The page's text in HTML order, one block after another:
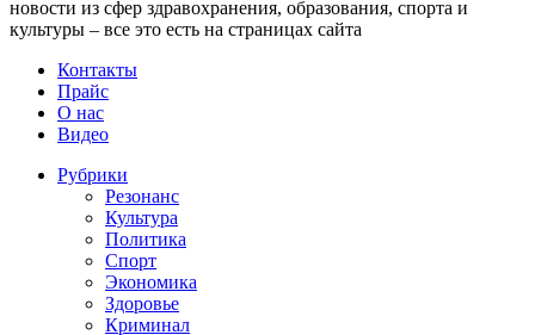
новости из сфер здравохранения, образования, спорта и
культуры – все это есть на страницах сайта
Контакты
Прайс
О нас
Видео
Рубрики
Резонанс
Культура
Политика
Спорт
Экономика
Здоровье
Криминал